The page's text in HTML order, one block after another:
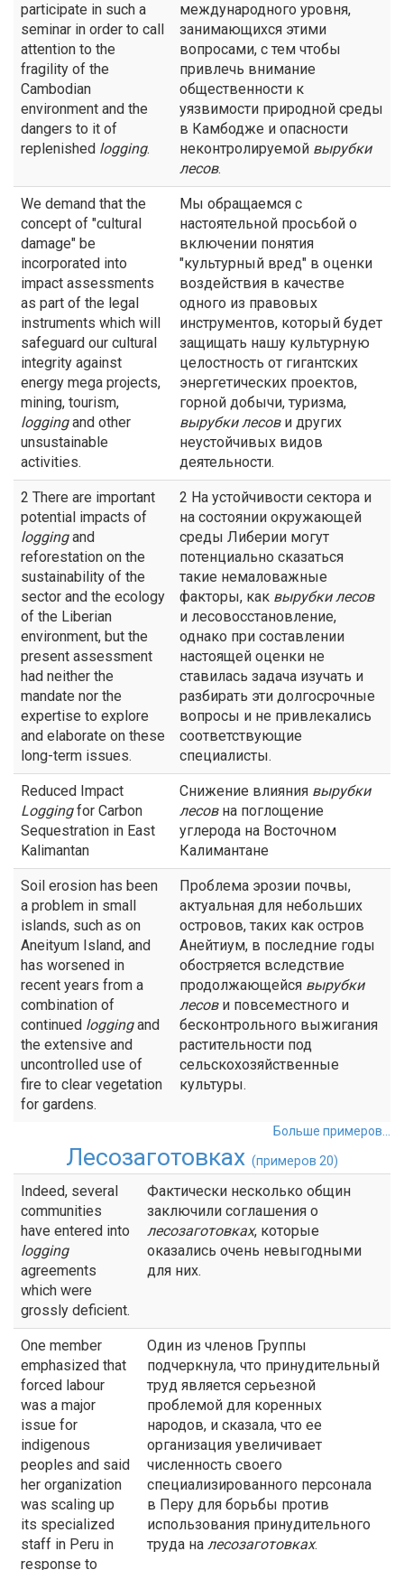
participate in such a
seminar in order to call
attention to the
fragility of the
Cambodian
environment and the
dangers to it of
replenished logging.
международного уровня,
занимающихся этими
вопросами, с тем чтобы
привлечь внимание
общественности к
уязвимости природной среды
в Камбодже и опасности
неконтролируемой вырубки
лесов.
We demand that the
concept of "cultural
damage" be
incorporated into
impact assessments
as part of the legal
instruments which will
safeguard our cultural
integrity against
energy mega projects,
mining, tourism,
loggingand other
unsustainable
activities.
Мы обращаемся с
настоятельной просьбой о
включении понятия
"культурный вред" в оценки
воздействия в качестве
одного из правовых
инструментов, который будет
защищать нашу культурную
целостность от гигантских
энергетических проектов,
горной добычи, туризма,
вырубки лесови других
неустойчивых видов
деятельности.
2 There are important
potential impacts of
loggingand
reforestation on the
sustainability of the
sector and the ecology
of the Liberian
environment, but the
present assessment
had neither the
mandate nor the
expertise to explore
and elaborate on these
long-term issues.
2 На устойчивости сектора и
на состоянии окружающей
среды Либерии могут
потенциально сказаться
такие немаловажные
факторы, как вырубки лесов
и лесовосстановление,
однако при составлении
настоящей оценки не
ставилась задача изучать и
разбирать эти долгосрочные
вопросы и не привлекались
соответствующие
специалисты.
Reduced Impact
Loggingfor Carbon
Sequestration in East
Kalimantan
Снижение влияния вырубки
лесовна поглощение
углерода на Восточном
Калимантане
Soil erosion has been
a problem in small
islands, such as on
Aneityum Island, and
has worsened in
recent years from a
combination of
continued loggingand
the extensive and
uncontrolled use of
fire to clear vegetation
for gardens.
Проблема эрозии почвы,
актуальная для небольших
островов, таких как остров
Анейтиум, в последние годы
обостряется вследствие
продолжающейся вырубки
лесови повсеместного и
бесконтрольного выжигания
растительности под
сельскохозяйственные
культуры.
Больше примеров...
Лесозаготовках (примеров 20)
Indeed, several
communities
have entered into
logging
agreements
which were
grossly deficient.
Фактически несколько общин
заключили соглашения о
лесозаготовках, которые
оказались очень невыгодными
для них.
One member
emphasized that
forced labour
was a major
issue for
indigenous
peoples and said
her organization
was scaling up
its specialized
staff in Peru in
response to
Один из членов Группы
подчеркнула, что принудительный
труд является серьезной
проблемой для коренных
народов, и сказала, что ее
организация увеличивает
численность своего
специализированного персонала
в Перу для борьбы против
использования принудительного
труда на лесозаготовках.